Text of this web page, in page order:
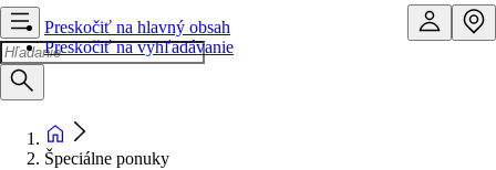
Preskočiť na hlavný obsah
Preskočiť na vyhľadávanie
Špeciálne ponuky